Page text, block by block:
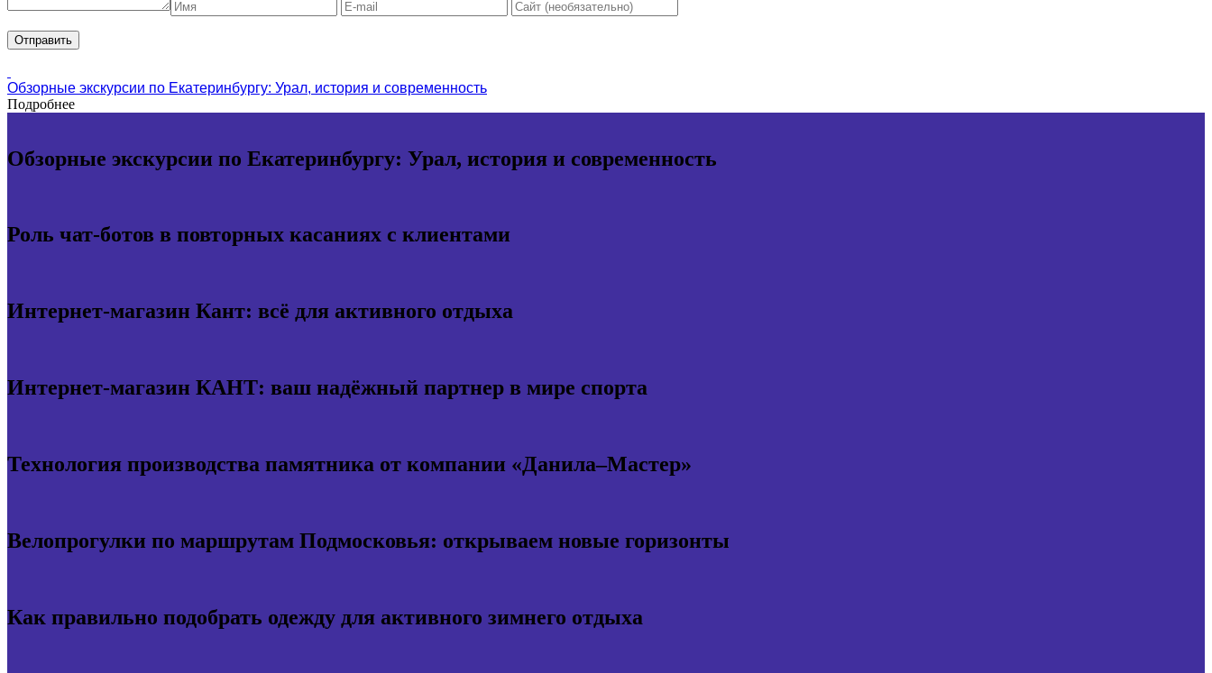
Обзорные экскурсии по Екатеринбургу: Урал, история и современность
Подробнее
Обзорные экскурсии по Екатеринбургу: Урал, история и современность
Роль чат-ботов в повторных касаниях с клиентами
Интернет-магазин Кант: всё для активного отдыха
Интернет-магазин КАНТ: ваш надёжный партнер в мире спорта
Технология производства памятника от компании «Данила–Мастер»
Велопрогулки по маршрутам Подмосковья: открываем новые горизонты
Как правильно подобрать одежду для активного зимнего отдыха